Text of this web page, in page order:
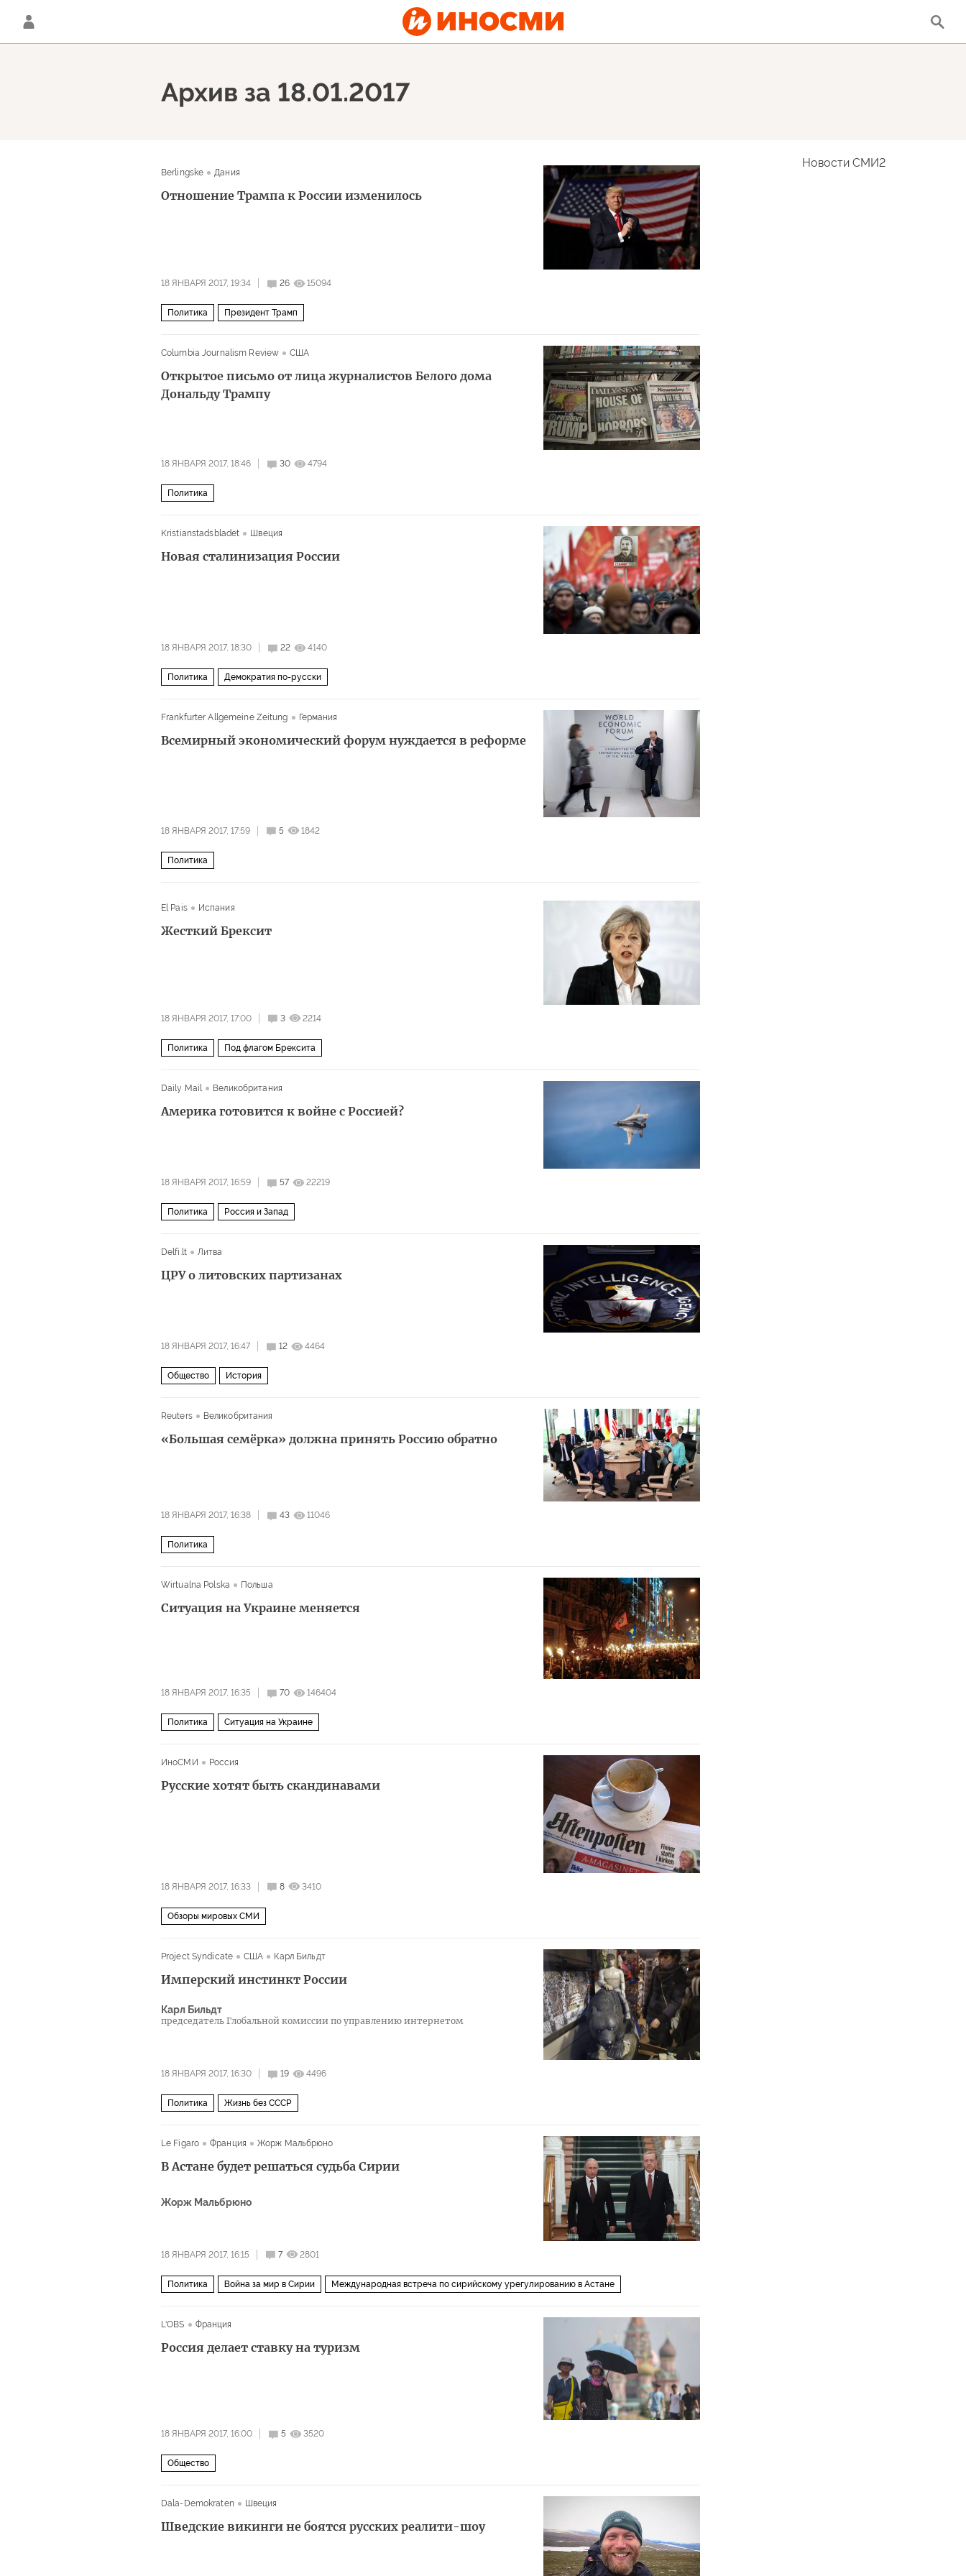
Архив за 18.01.2017
Berlingske Дания
Отношение Трампа к России изменилось
18 ЯНВАРЯ 2017, 19:34 26 15094
Политика Президент Трамп
Columbia Journalism Review США
Открытое письмо от лица журналистов Белого дома
Дональду Трампу
18 ЯНВАРЯ 2017, 18:46 30 4794
Политика
Kristianstadsbladet Швеция
Новая сталинизация России
18 ЯНВАРЯ 2017, 18:30 22 4140
Политика Демократия по-русски
Frankfurter Allgemeine Zeitung Германия
Всемирный экономический форум нуждается в реформе
18 ЯНВАРЯ 2017, 17:59 5 1842
Политика
El Pais Испания
Жесткий Брексит
18 ЯНВАРЯ 2017, 17:00 3 2214
Политика Под флагом Брексита
Daily Mail Великобритания
Америка готовится к войне с Россией?
18 ЯНВАРЯ 2017, 16:59 57 22219
Политика Россия и Запад
Delfi.lt Литва
ЦРУ о литовских партизанах
18 ЯНВАРЯ 2017, 16:47 12 4464
Общество История
Reuters Великобритания
«Большая семёрка» должна принять Россию обратно
18 ЯНВАРЯ 2017, 16:38 43 11046
Политика
Wirtualna Polska Польша
Ситуация на Украине меняется
18 ЯНВАРЯ 2017, 16:35 70 146404
Политика Ситуация на Украине
ИноСМИ Россия
Русские хотят быть скандинавами
18 ЯНВАРЯ 2017, 16:33 8 3410
Обзоры мировых СМИ
Project Syndicate США Карл Бильдт
Имперский инстинкт России
Карл Бильдт
председатель Глобальной комиссии по управлению интернетом
18 ЯНВАРЯ 2017, 16:30 19 4496
Политика Жизнь без СССР
Le Figaro Франция Жорж Мальбрюно
В Астане будет решаться судьба Сирии
Жорж Мальбрюно
18 ЯНВАРЯ 2017, 16:15 7 2801
Политика Война за мир в Сирии Международная встреча по сирийскому урегулированию в Астане
L'OBS Франция
Россия делает ставку на туризм
18 ЯНВАРЯ 2017, 16:00 5 3520
Общество
Dala-Demokraten Швеция
Шведские викинги не боятся русских реалити-шоу
Новости СМИ2